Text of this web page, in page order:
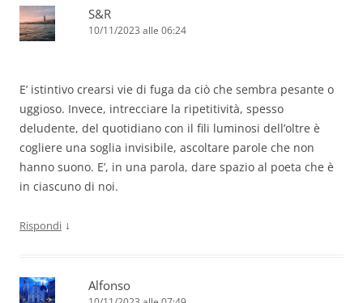
S&R
10/11/2023 alle 06:24
E’ istintivo crearsi vie di fuga da ciò che sembra pesante o
uggioso. Invece, intrecciare la ripetitività, spesso
deludente, del quotidiano con il fili luminosi dell’oltre è
cogliere una soglia invisibile, ascoltare parole che non
hanno suono. E’, in una parola, dare spazio al poeta che è
in ciascuno di noi.
Rispondi ↓
Alfonso